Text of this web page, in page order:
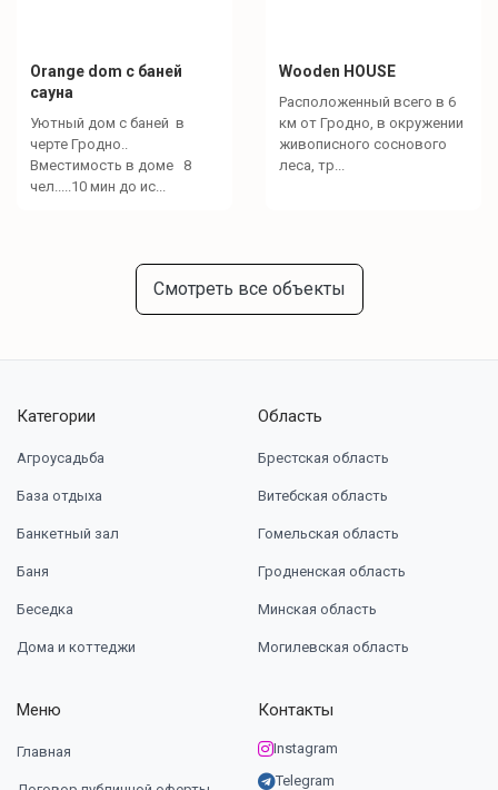
Orange dom с баней
сауна
Уютный дом с баней в
черте Гродно..
Вместимость в доме 8
чел.....10 мин до ис...
Wooden HOUSE
Расположенный всего в 6
км от Гродно, в окружении
живописного соснового
леса, тр...
Смотреть все объекты
Категории
Агроусадьба
База отдыха
Банкетный зал
Баня
Беседка
Дома и коттеджи
Область
Брестская область
Витебская область
Гомельская область
Гродненская область
Минская область
Могилевская область
Меню
Главная
Контакты
Instagram
Telegram